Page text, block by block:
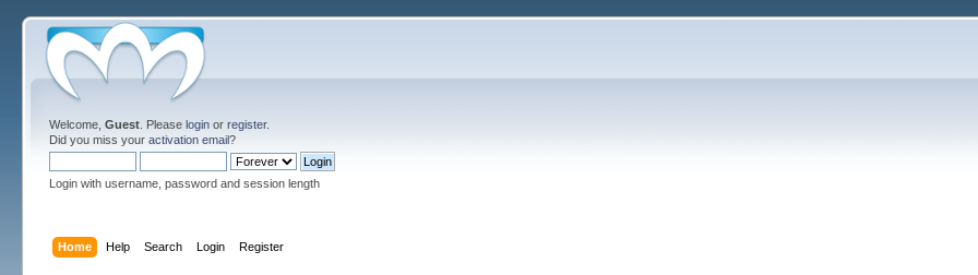
Welcome,Guest . Pleaselogin orregister.
Did you miss youractivation email?
Login with username, password and session length
Home Help Search Login Register